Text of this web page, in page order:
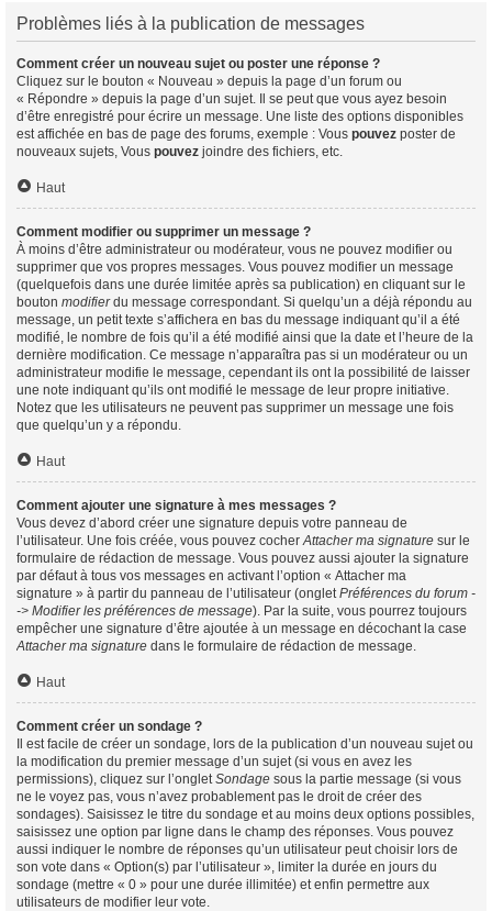
Problèmes liés à la publication de messages
Comment créer un nouveau sujet ou poster une réponse ?
Cliquez sur le bouton « Nouveau » depuis la page d’un forum ou
« Répondre » depuis la page d’un sujet. Il se peut que vous ayez besoin
d’être enregistré pour écrire un message. Une liste des options disponibles
est affichée en bas de page des forums, exemple : Vous pouvez poster de
nouveaux sujets, Vous pouvez joindre des fichiers, etc.
Haut
Comment modifier ou supprimer un message ?
À moins d’être administrateur ou modérateur, vous ne pouvez modifier ou
supprimer que vos propres messages. Vous pouvez modifier un message
(quelquefois dans une durée limitée après sa publication) en cliquant sur le
bouton modifierdu message correspondant. Si quelqu’un a déjà répondu au
message, un petit texte s’affichera en bas du message indiquant qu’il a été
modifié, le nombre de fois qu’il a été modifié ainsi que la date et l’heure de la
dernière modification. Ce message n’apparaîtra pas si un modérateur ou un
administrateur modifie le message, cependant ils ont la possibilité de laisser
une note indiquant qu’ils ont modifié le message de leur propre initiative.
Notez que les utilisateurs ne peuvent pas supprimer un message une fois
que quelqu’un y a répondu.
Haut
Comment ajouter une signature à mes messages ?
Vous devez d’abord créer une signature depuis votre panneau de
l’utilisateur. Une fois créée, vous pouvez cocherAttacher ma signature sur le
formulaire de rédaction de message. Vous pouvez aussi ajouter la signature
par défaut à tous vos messages en activant l’option « Attacher ma
signature » à partir du panneau de l’utilisateur (ongletPréférences du forum -
-> Modifier les préférences de message). Par la suite, vous pourrez toujours
empêcher une signature d’être ajoutée à un message en décochant la case
Attacher ma signature dans le formulaire de rédaction de message.
Haut
Comment créer un sondage ?
Il est facile de créer un sondage, lors de la publication d’un nouveau sujet ou
la modification du premier message d’un sujet (si vous en avez les
permissions), cliquez sur l’ongletSondage sous la partie message (si vous
ne le voyez pas, vous n’avez probablement pas le droit de créer des
sondages). Saisissez le titre du sondage et au moins deux options possibles,
saisissez une option par ligne dans le champ des réponses. Vous pouvez
aussi indiquer le nombre de réponses qu’un utilisateur peut choisir lors de
son vote dans « Option(s) par l’utilisateur », limiter la durée en jours du
sondage (mettre « 0 » pour une durée illimitée) et enfin permettre aux
utilisateurs de modifier leur vote.